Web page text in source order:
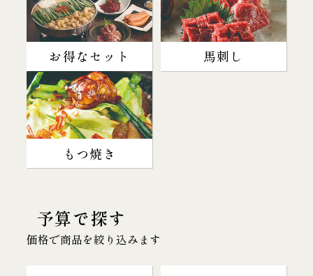
お得なセット 馬刺し
もつ焼き
予算で探す
価格で商品を絞り込みます